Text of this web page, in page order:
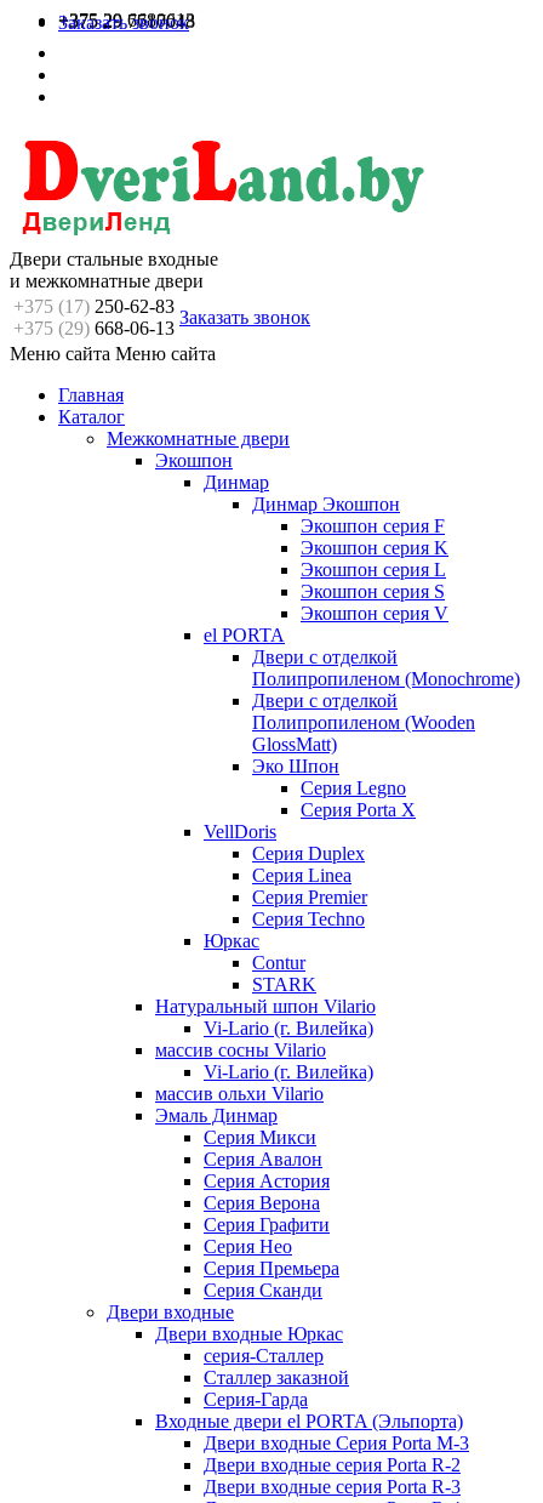
+375 29 6680613
+375 29 7717048
Заказать звонок
Двери стальные входные
и межкомнатные двери
+375 (17) 250-62-83
+375 (29) 668-06-13
Заказать звонок
Меню сайта Меню сайта
Главная
Каталог
Межкомнатные двери
Экошпон
Динмар
Динмар Экошпон
Экошпон серия F
Экошпон серия K
Экошпон серия L
Экошпон серия S
Экошпон серия V
el PORTA
Двери с отделкой
Полипропиленом (Monochrome)
Двери с отделкой
Полипропиленом (Wooden
GlossMatt)
Эко Шпон
Серия Legno
Серия Porta X
VellDoris
Серия Duplex
Серия Linea
Серия Premier
Серия Techno
Юркас
Contur
STARK
Натуральный шпон Vilario
Vi-Lario (г. Вилейка)
массив сосны Vilario
Vi-Lario (г. Вилейка)
массив ольхи Vilario
Эмаль Динмар
Серия Микси
Серия Авалон
Серия Астория
Серия Верона
Серия Графити
Серия Нео
Серия Премьера
Серия Сканди
Двери входные
Двери входные Юркас
серия-Сталлер
Сталлер заказной
Серия-Гарда
Входные двери el PORTA (Эльпорта)
Двери входные Серия Porta M-3
Двери входные серия Porta R-2
Двери входные серия Porta R-3